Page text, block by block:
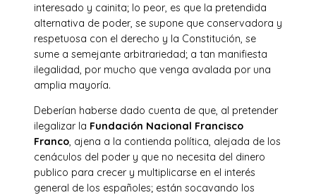
interesado y cainita; lo peor, es que la pretendida
alternativa de poder, se supone que conservadora y
respetuosa con el derecho y la Constitución, se
sume a semejante arbitrariedad; a tan manifiesta
ilegalidad, por mucho que venga avalada por una
amplia mayoría.
Deberían haberse dado cuenta de que, al pretender
ilegalizar la Fundación Nacional Francisco
Franco, ajena a la contienda política, alejada de los
cenáculos del poder y que no necesita del dinero
publico para crecer y multiplicarse en el interés
general de los españoles; están socavando los